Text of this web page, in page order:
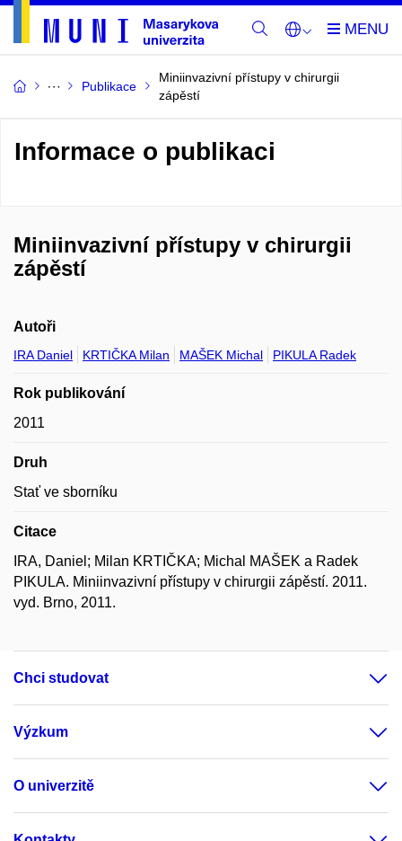
Publikace
Miniinvazivní přístupy v chirurgii
zápěstí
Informace o publikaci
Miniinvazivní přístupy v chirurgii
zápěstí
Autoři
IRA Daniel KRTIČKA Milan MAŠEK Michal PIKULA Radek
Rok publikování
2011
Druh
Stať ve sborníku
Citace
IRA, Daniel; Milan KRTIČKA; Michal MAŠEK a Radek
PIKULA. Miniinvazivní přístupy v chirurgii zápěstí. 2011.
vyd. Brno, 2011.
Chci studovat
Výzkum
O univerzitě